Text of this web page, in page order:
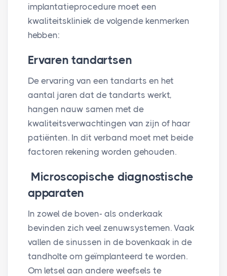
implantatieprocedure moet een
kwaliteitskliniek de volgende kenmerken
hebben:
Ervaren tandartsen
De ervaring van een tandarts en het
aantal jaren dat de tandarts werkt,
hangen nauw samen met de
kwaliteitsverwachtingen van zijn of haar
patiënten. In dit verband moet met beide
factoren rekening worden gehouden.
Microscopische diagnostische
apparaten
In zowel de boven- als onderkaak
bevinden zich veel zenuwsystemen. Vaak
vallen de sinussen in de bovenkaak in de
tandholte om geïmplanteerd te worden.
Om letsel aan andere weefsels te